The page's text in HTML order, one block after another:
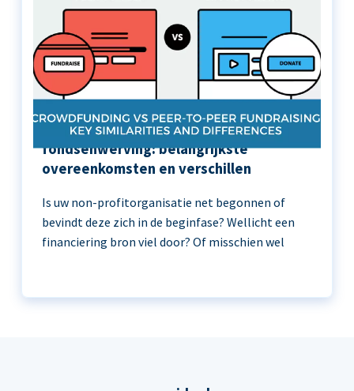
Crowdfunding versus peer-to-peer
fondsenwerving: belangrijkste
overeenkomsten en verschillen
Is uw non-profitorganisatie net begonnen of
bevindt deze zich in de beginfase? Wellicht een
financiering bron viel door? Of misschien wel